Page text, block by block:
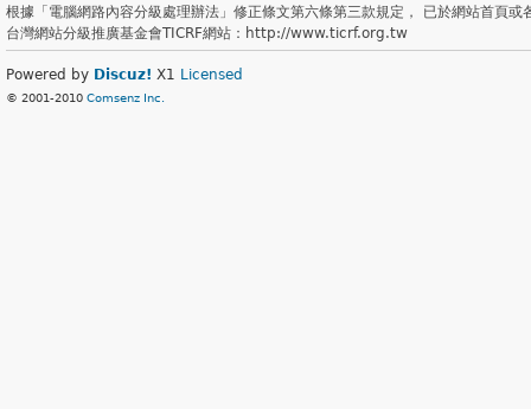
根據「電腦網路內容分級處理辦法」修正條文第六條第三款規定， 已於網站首頁
台灣網站分級推廣基金會TICRF網站：http://www.ticrf.org.tw
Powered by Discuz! X1 Licensed
© 2001-2010 Comsenz Inc.